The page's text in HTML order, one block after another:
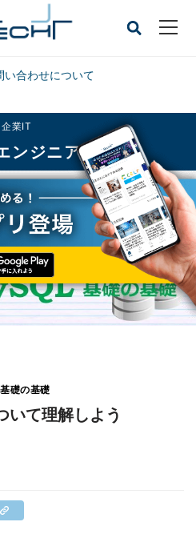
い合わせについて
企業IT
ンジニア
礎の基礎
いて理解しよう